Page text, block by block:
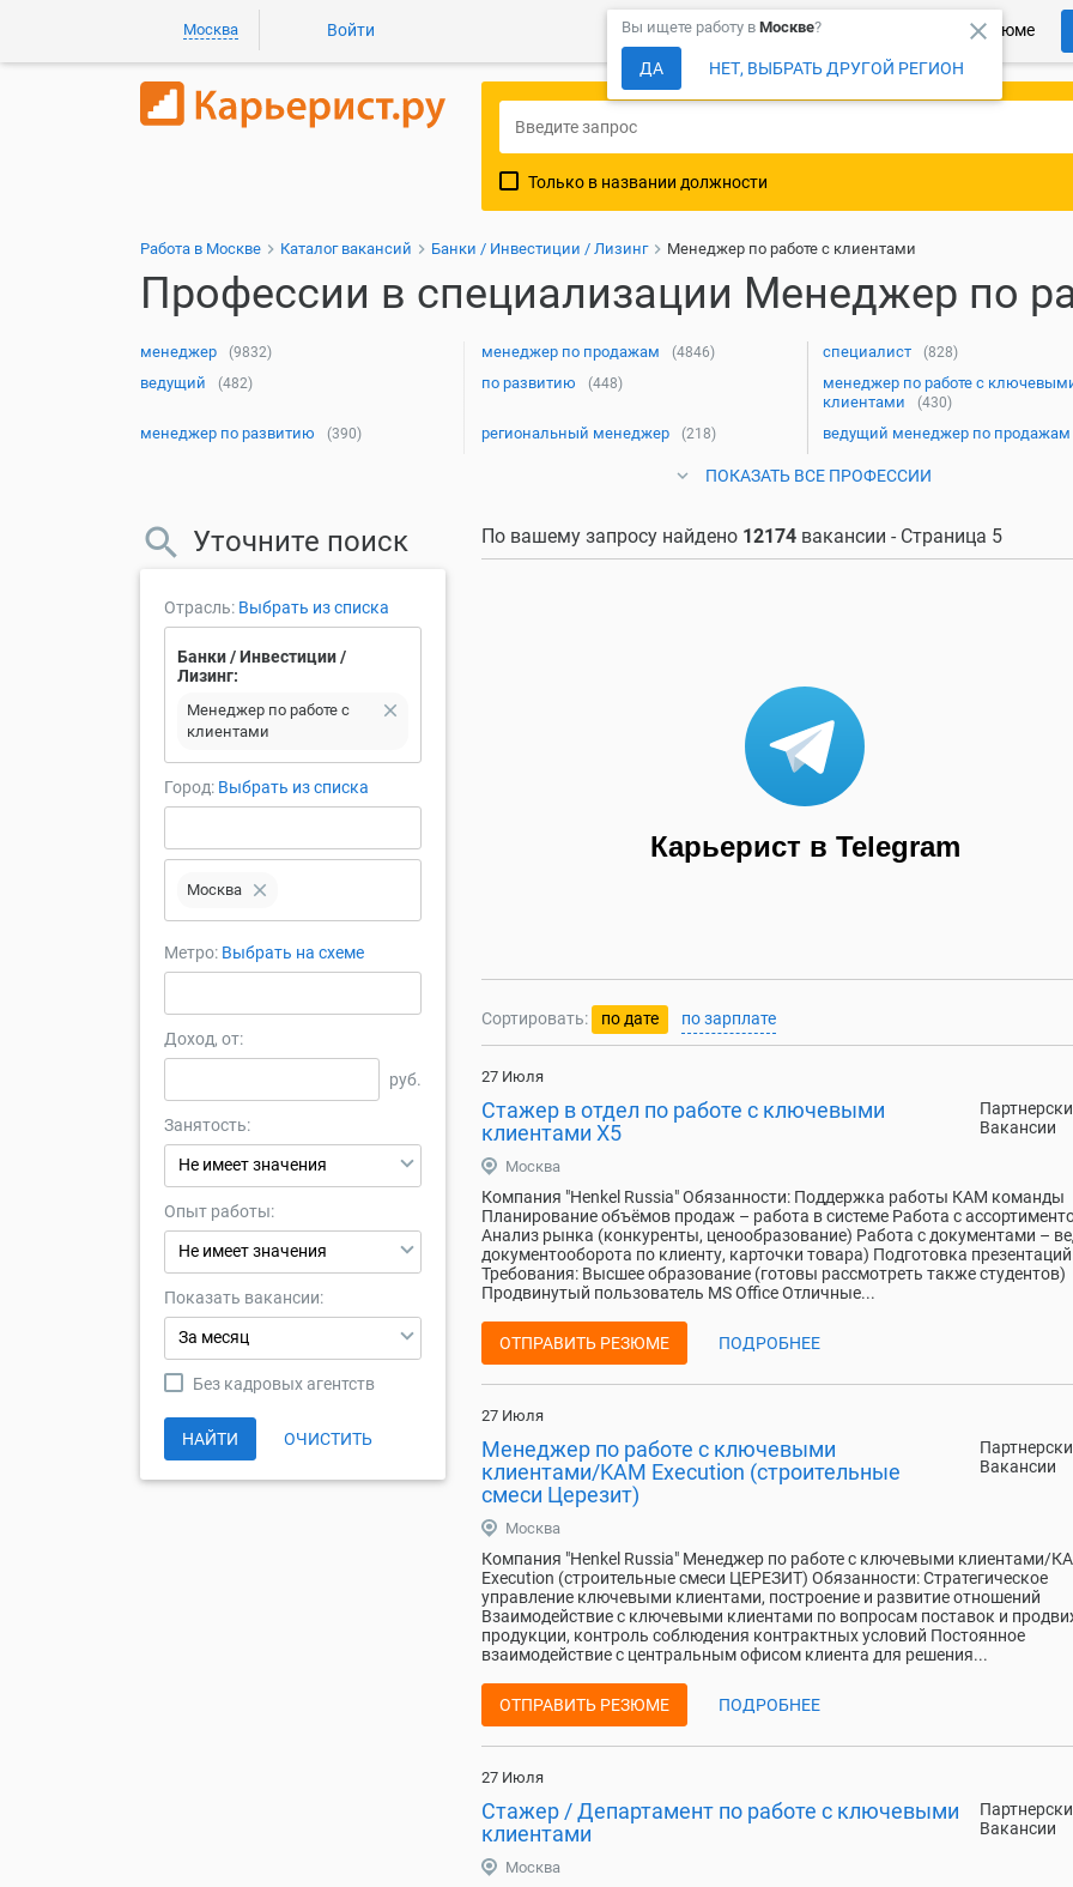
Москва Войти Более 150 000 компаний ждут Ваше резюме
close
Вы ищете работу в Москве?
ДА НЕТ, ВЫБРАТЬ ДРУГОЙ РЕГИОН
Только в названии должности
Работа в Москве Каталог вакансий Банки / Инвестиции / Лизинг Менеджер по работе с клиентами
Профессии в специализации Менеджер по
менеджер (9832) менеджер по продажам (4846) специалист (828)
ведущий (482) по развитию (448)
менеджер по работе с
клиентами
(430)
менеджер по развитию (390) региональный менеджер (218) ведущий менеджер по продажам
ПОКАЗАТЬ ВСЕ ПРОФЕССИИ
По вашему запросу найдено 12174 вакансии - Страница 5
Карьерист в Telegram
Сортировать: по дате по зарплате
27 Июля
Вакансии
Стажер в отдел по работе с ключевыми
клиентами Х5
Москва
Компания "Henkel Russia" Обязанности: Поддержка работы КАМ команды
Планирование объёмов продаж – работа в системе Работа с
Анализ рынка (конкуренты, ценообразование) Работа с документами –
документооборота по клиенту, карточки товара) Подготовка презентаций
Требования: Высшее образование (готовы рассмотреть также студентов)
Продвинутый пользователь MS Office Отличные...
ОТПРАВИТЬ РЕЗЮМЕ ПОДРОБНЕЕ
27 Июля
Вакансии
Менеджер по работе с ключевыми
клиентами/KAM Execution (строительные
смеси Церезит)
Москва
Компания "Henkel Russia" Менеджер по работе с ключевыми клиентами/
Execution (строительные смеси ЦЕРЕЗИТ) Обязанности: Стратегическое
управление ключевыми клиентами, построение и развитие отношений
Взаимодействие с ключевыми клиентами по вопросам поставок и
продукции, контроль соблюдения контрактных условий Постоянное
взаимодействие с центральным офисом клиента для решения...
ОТПРАВИТЬ РЕЗЮМЕ ПОДРОБНЕЕ
27 Июля
Вакансии
Стажер / Департамент по работе с ключевыми
клиентами
Москва
Уточните поиск
Отрасль: Выбрать из списка
Банки / Инвестиции /
Лизинг:
Менеджер по работе с
клиентами
close
Город: Выбрать из списка
Москва close
Метро: Выбрать на схеме
Доход, от:
руб.
Занятость:
Не имеет значения
Опыт работы:
Не имеет значения
Показать вакансии:
За месяц
Без кадровых агентств
НАЙТИ ОЧИСТИТЬ